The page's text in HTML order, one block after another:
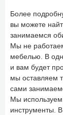
Более
вы можете
занимаемся
Мы не
мебелью. В
и вам будет
мы оставляем
сами
Мы используем
инструменты.